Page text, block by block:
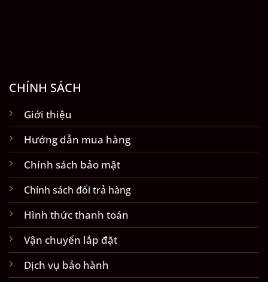
CHÍNH SÁCH
Giới thiệu
Hướng dẫn mua hàng
Chính sách bảo mật
Chính sách đổi trả hàng
Hình thức thanh toán
Vận chuyển lắp đặt
Dịch vụ bảo hành